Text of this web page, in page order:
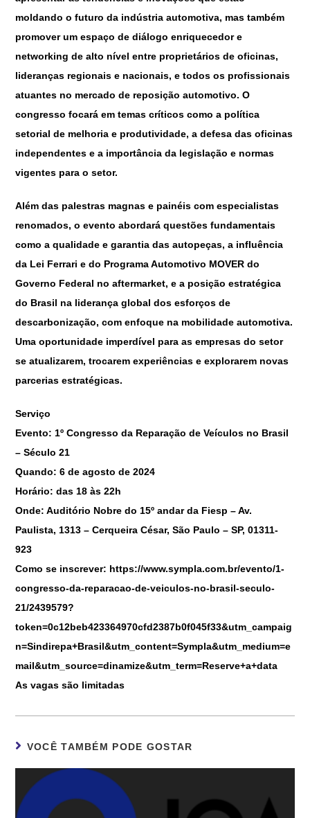
moldando o futuro da indústria automotiva, mas também
promover um espaço de diálogo enriquecedor e
networking de alto nível entre proprietários de oficinas,
lideranças regionais e nacionais, e todos os profissionais
atuantes no mercado de reposição automotivo. O
congresso focará em temas críticos como a política
setorial de melhoria e produtividade, a defesa das oficinas
independentes e a importância da legislação e normas
vigentes para o setor.
Além das palestras magnas e painéis com especialistas
renomados, o evento abordará questões fundamentais
como a qualidade e garantia das autopeças, a influência
da Lei Ferrari e do Programa Automotivo MOVER do
Governo Federal no aftermarket, e a posição estratégica
do Brasil na liderança global dos esforços de
descarbonização, com enfoque na mobilidade automotiva.
Uma oportunidade imperdível para as empresas do setor
se atualizarem, trocarem experiências e explorarem novas
parcerias estratégicas.
Serviço
Evento:1º Congresso da Reparação de Veículos no Brasil
– Século 21
Quando:6 de agosto de 2024
Horário:das 18 às 22h
Onde:Auditório Nobre do 15º andar da Fiesp – Av.
Paulista, 1313 – Cerqueira César, São Paulo – SP, 01311-
923
Como se inscrever: https://www.sympla.com.br/evento/1-
congresso-da-reparacao-de-veiculos-no-brasil-seculo-
21/2439579?
token=0c12beb423364970cfd2387b0f045f33&utm_campaig
n=Sindirepa+Brasil&utm_content=Sympla&utm_medium=e
mail&utm_source=dinamize&utm_term=Reserve+a+data
As vagas são limitadas
VOCÊ TAMBÉM PODE GOSTAR